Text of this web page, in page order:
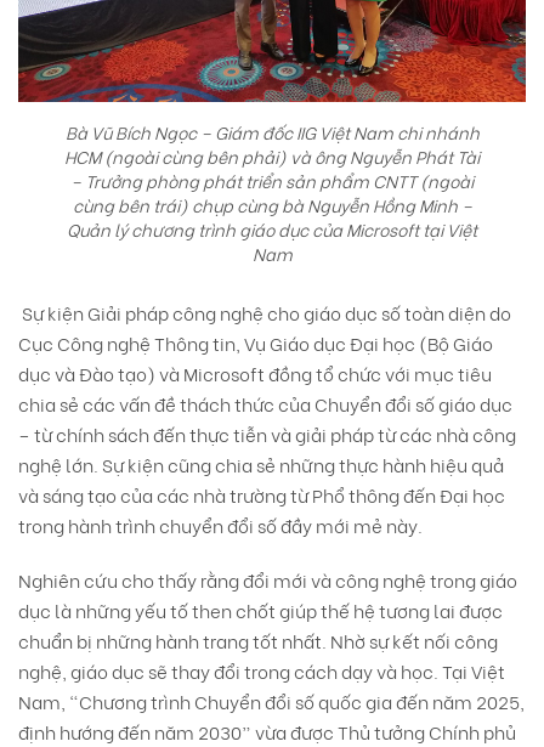
Bà Vũ Bích Ngọc – Giám đốc IIG Việt Nam chi nhánh
HCM (ngoài cùng bên phải) và ông Nguyễn Phát Tài
– Trưởng phòng phát triển sản phẩm CNTT (ngoài
cùng bên trái) chụp cùng bà Nguyễn Hồng Minh –
Quản lý chương trình giáo dục của Microsoft tại Việt
Nam
Sự kiện Giải pháp công nghệ cho giáo dục số toàn diện do
Cục Công nghệ Thông tin, Vụ Giáo dục Đại học (Bộ Giáo
dục và Đào tạo) và Microsoft đồng tổ chức với mục tiêu
chia sẻ các vấn đề thách thức của Chuyển đổi số giáo dục
– từ chính sách đến thực tiễn và giải pháp từ các nhà công
nghệ lớn. Sự kiện cũng chia sẻ những thực hành hiệu quả
và sáng tạo của các nhà trường từ Phổ thông đến Đại học
trong hành trình chuyển đổi số đầy mới mẻ này.
Nghiên cứu cho thấy rằng đổi mới và công nghệ trong giáo
dục là những yếu tố then chốt giúp thế hệ tương lai được
chuẩn bị những hành trang tốt nhất. Nhờ sự kết nối công
nghệ, giáo dục sẽ thay đổi trong cách dạy và học. Tại Việt
Nam, “Chương trình Chuyển đổi số quốc gia đến năm 2025,
định hướng đến năm 2030” vừa được Thủ tưởng Chính phủ